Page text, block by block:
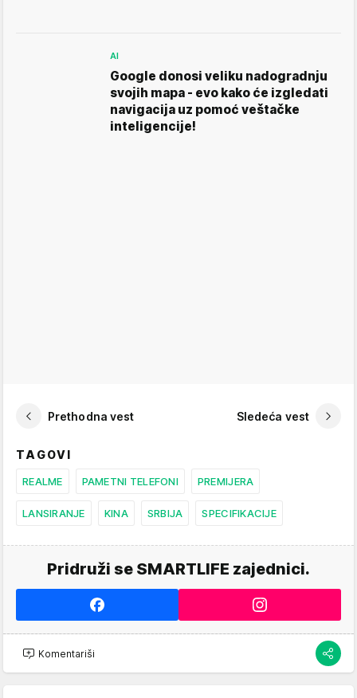
AI
Google donosi veliku nadogradnju
svojih mapa - evo kako će izgledati
navigacija uz pomoć veštačke
inteligencije!
Prethodna vest Sledeća vest
TAGOVI
REALME PAMETNI TELEFONI PREMIJERA
LANSIRANJE KINA SRBIJA SPECIFIKACIJE
Pridruži se SMARTLIFE zajednici.
Komentariši